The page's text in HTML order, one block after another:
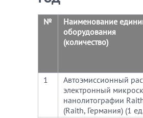
№
Наименование
оборудования
(количество)
1
Автоэмиссионный
электронный
нанолитографии
(Raith, Германия) (1